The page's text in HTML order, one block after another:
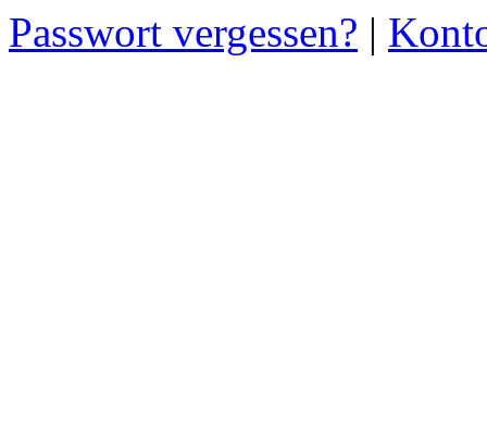
Passwort vergessen? |